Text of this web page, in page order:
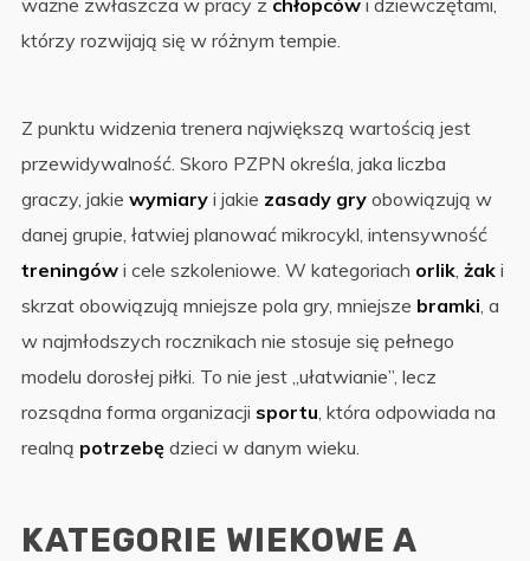
którzy rozwijają się w różnym tempie.
Z punktu widzenia trenera największą wartością jest
przewidywalność. Skoro PZPN określa, jaka liczba
graczy, jakie wymiaryi jakie zasady gryobowiązują w
danej grupie, łatwiej planować mikrocykl, intensywność
treningówi cele szkoleniowe. W kategoriach orlik, żaki
skrzat obowiązują mniejsze pola gry, mniejsze bramki , a
w najmłodszych rocznikach nie stosuje się pełnego
modelu dorosłej piłki. To nie jest „ułatwianie”, lecz
rozsądna forma organizacji sportu , która odpowiada na
realną potrzebędzieci w danym wieku.
KATEGORIE WIEKOWE A